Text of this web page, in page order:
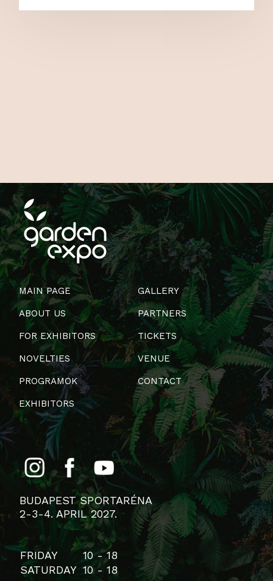
MAIN PAGE
ABOUT US
FOR EXHIBITORS
NOVELTIES
PROGRAMOK
EXHIBITORS
GALLERY
PARTNERS
TICKETS
VENUE
CONTACT
BUDAPEST SPORTARÉNA
2-3-4. APRIL 2027.
FRIDAY
10 - 18
SATURDAY 10 - 18